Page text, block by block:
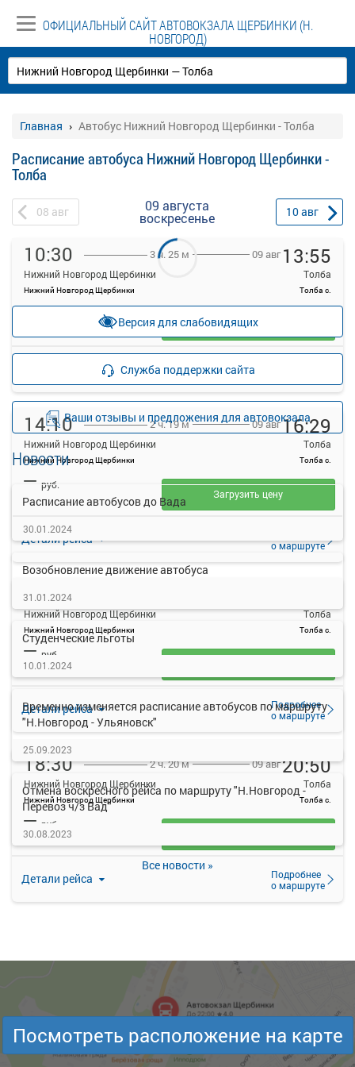
ОФИЦИАЛЬНЫЙ САЙТ АВТОВОКЗАЛА ЩЕРБИНКИ (Н.
НОВГОРОД)
Главная Автобус Нижний Новгород Щербинки - Толба
Расписание автобуса Нижний Новгород Щербинки -
Толба
08 авг 09 августа
воскресенье 10авг
10:30
Нижний Новгород Щербинки
Нижний Новгород Щербинки
3 ч. 25 м 09 авг 13:55
Толба
Толба с.
—
Загрузить цену
14:10
Нижний Новгород Щербинки
Нижний Новгород Щербинки
2 ч. 19 м 09 авг16:29
Толба
Толба с.
Детали рейса
о маршруте
— руб.
Загрузить цену
16:30
Нижний Новгород Щербинки
Нижний Новгород Щербинки
Толба
Толба с.
Детали рейса
Подробнее
о маршруте
— руб.
18:30
Нижний Новгород Щербинки
Нижний Новгород Щербинки
2 ч. 20 м 09 авг20:50
Толба
Толба с.
Детали рейса
Подробнее
о маршруте
— руб.
Версия для слабовидящих
Служба поддержки сайта
Ваши отзывы и предложения для автовокзала
Новости
Расписание автобусов до Вада
30.01.2024
Возобновление движение автобуса
31.01.2024
Студенческие льготы
10.01.2024
Временно изменяется расписание автобусов по маршруту
"Н.Новгород - Ульяновск"
25.09.2023
Отмена воскресного рейса по маршруту "Н.Новгород -
Перевоз ч/з Вад"
30.08.2023
Все новости »
Посмотреть расположение на карте